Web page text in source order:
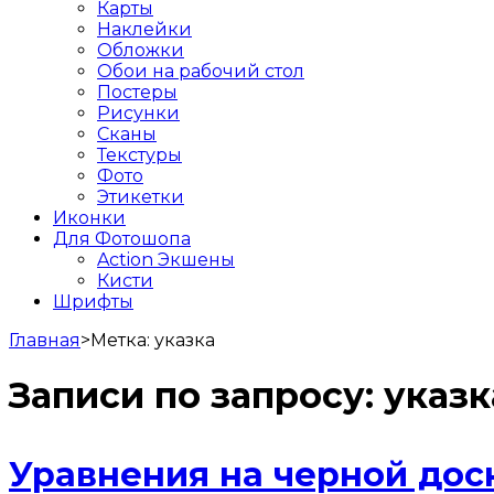
Карты
Наклейки
Обложки
Обои на рабочий стол
Постеры
Рисунки
Сканы
Текстуры
Фото
Этикетки
Иконки
Для Фотошопа
Action Экшены
Кисти
Шрифты
Главная>Метка: указка
Записи по запросу:
Уравнения на черной